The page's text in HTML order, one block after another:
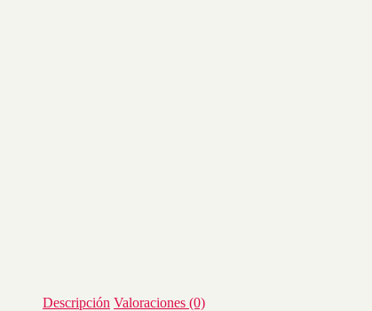
Descripción Valoraciones (0)